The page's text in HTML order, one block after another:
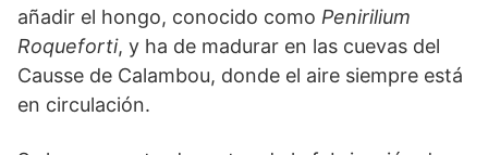
añadir el hongo, conocido como Penirilium
Roqueforti, y ha de madurar en las cuevas del
Causse de Calambou, donde el aire siempre está
en circulación.